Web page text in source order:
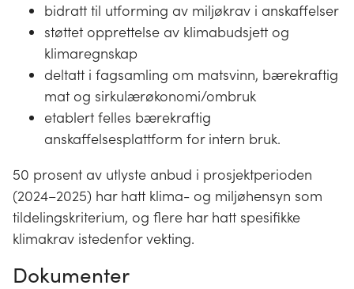
bidratt til utforming av miljøkrav i anskaffelser
støttet opprettelse av klimabudsjett og
klimaregnskap
deltatt i fagsamling om matsvinn, bærekraftig
mat og sirkulærøkonomi/ombruk
etablert felles bærekraftig
anskaffelsesplattform for intern bruk.
50 prosent av utlyste anbud i prosjektperioden
(2024–2025) har hatt klima- og miljøhensyn som
tildelingskriterium, og flere har hatt spesifikke
klimakrav istedenfor vekting.
Dokumenter